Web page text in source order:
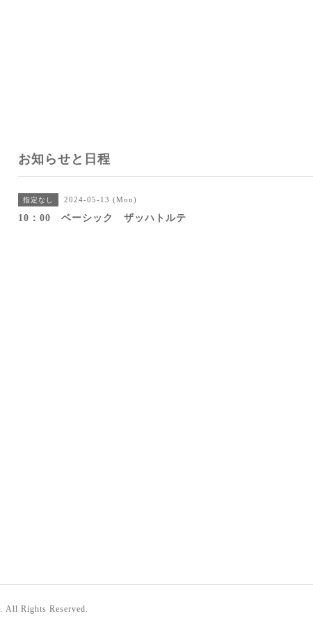
お知らせと日程
指定なし 2024-05-13 (Mon)
10：00 ベーシック ザッハトルテ
. All Rights Reserved.